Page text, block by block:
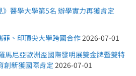
醫學大學第5名 辦學實力再獲肯定
、印頂尖大學跨國合作2026-07-01
馬尼亞歐洲盃國際發明展雙金牌暨雙特
創新獲國際肯定 2026-07-01